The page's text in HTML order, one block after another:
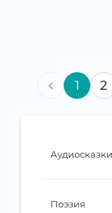
Аудиосказки
Поэзия
1 2